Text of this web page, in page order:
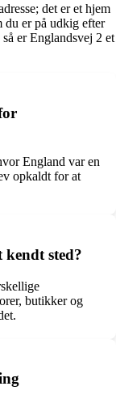
det er et hjem
du er på udkig efter
er Englandsvej 2 et
England var en
opkaldt for at
sted?
butikker og